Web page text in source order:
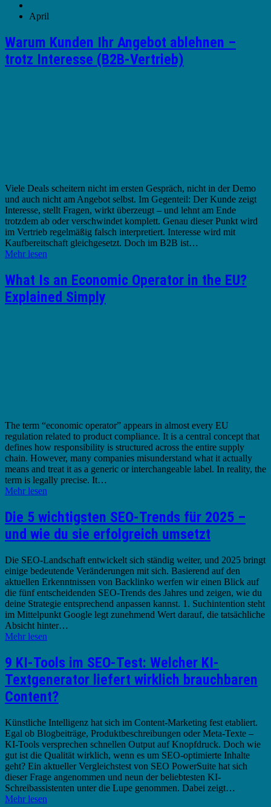
April
Warum Kunden Ihr Angebot ablehnen –
trotz Interesse (B2B-Vertrieb)
Viele Deals scheitern nicht im ersten Gespräch, nicht in der Demo
und auch nicht am Angebot selbst. Im Gegenteil: Der Kunde zeigt
Interesse, stellt Fragen, wirkt überzeugt – und lehnt am Ende
trotzdem ab oder verschwindet komplett. Genau dieser Punkt wird
im Vertrieb regelmäßig falsch interpretiert. Interesse wird mit
Kaufbereitschaft gleichgesetzt. Doch im B2B ist…
Mehr lesen
What Is an Economic Operator in the EU?
Explained Simply
The term “economic operator” appears in almost every EU
regulation related to product compliance. It is a central concept that
defines how responsibility is structured across the entire supply
chain. However, many companies misunderstand what it actually
means and treat it as a generic or interchangeable label. In reality, the
term is legally precise. It…
Mehr lesen
Die 5 wichtigsten SEO-Trends für 2025 –
und wie du sie erfolgreich umsetzt
Die SEO-Landschaft entwickelt sich ständig weiter, und 2025 bringt
einige bedeutende Veränderungen mit sich. Basierend auf den
aktuellen Erkenntnissen von Backlinko werfen wir einen Blick auf
die fünf entscheidenden SEO-Trends des Jahres und zeigen, wie du
deine Strategie entsprechend anpassen kannst.​ 1. Suchintention steht
im Mittelpunkt Google legt zunehmend Wert darauf, die tatsächliche
Absicht hinter…
Mehr lesen
9 KI-Tools im SEO-Test: Welcher KI-
Textgenerator liefert wirklich brauchbaren
Content?
Künstliche Intelligenz hat sich im Content-Marketing fest etabliert.
Egal ob Blogbeiträge, Produktbeschreibungen oder Meta-Texte –
KI-Tools versprechen schnellen Output auf Knopfdruck. Doch wie
gut ist die Qualität wirklich, wenn es um SEO-optimierte Inhalte
geht? Ein aktueller Vergleichstest von SEO PowerSuite hat sich
dieser Frage angenommen und neun der beliebtesten KI-
Schreibassistenten unter die Lupe genommen. Dabei zeigt…
Mehr lesen